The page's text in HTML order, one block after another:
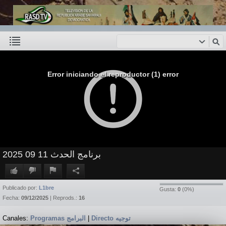
Error iniciando el reproductor (1) error
برنامج الحدث 11 09 2025
Gusta: 0 (0%)
Publicado por: L1bre
Fecha: 09/12/2025 | Reprods.: 16
Canales: Programas البرامج Directo توجيه